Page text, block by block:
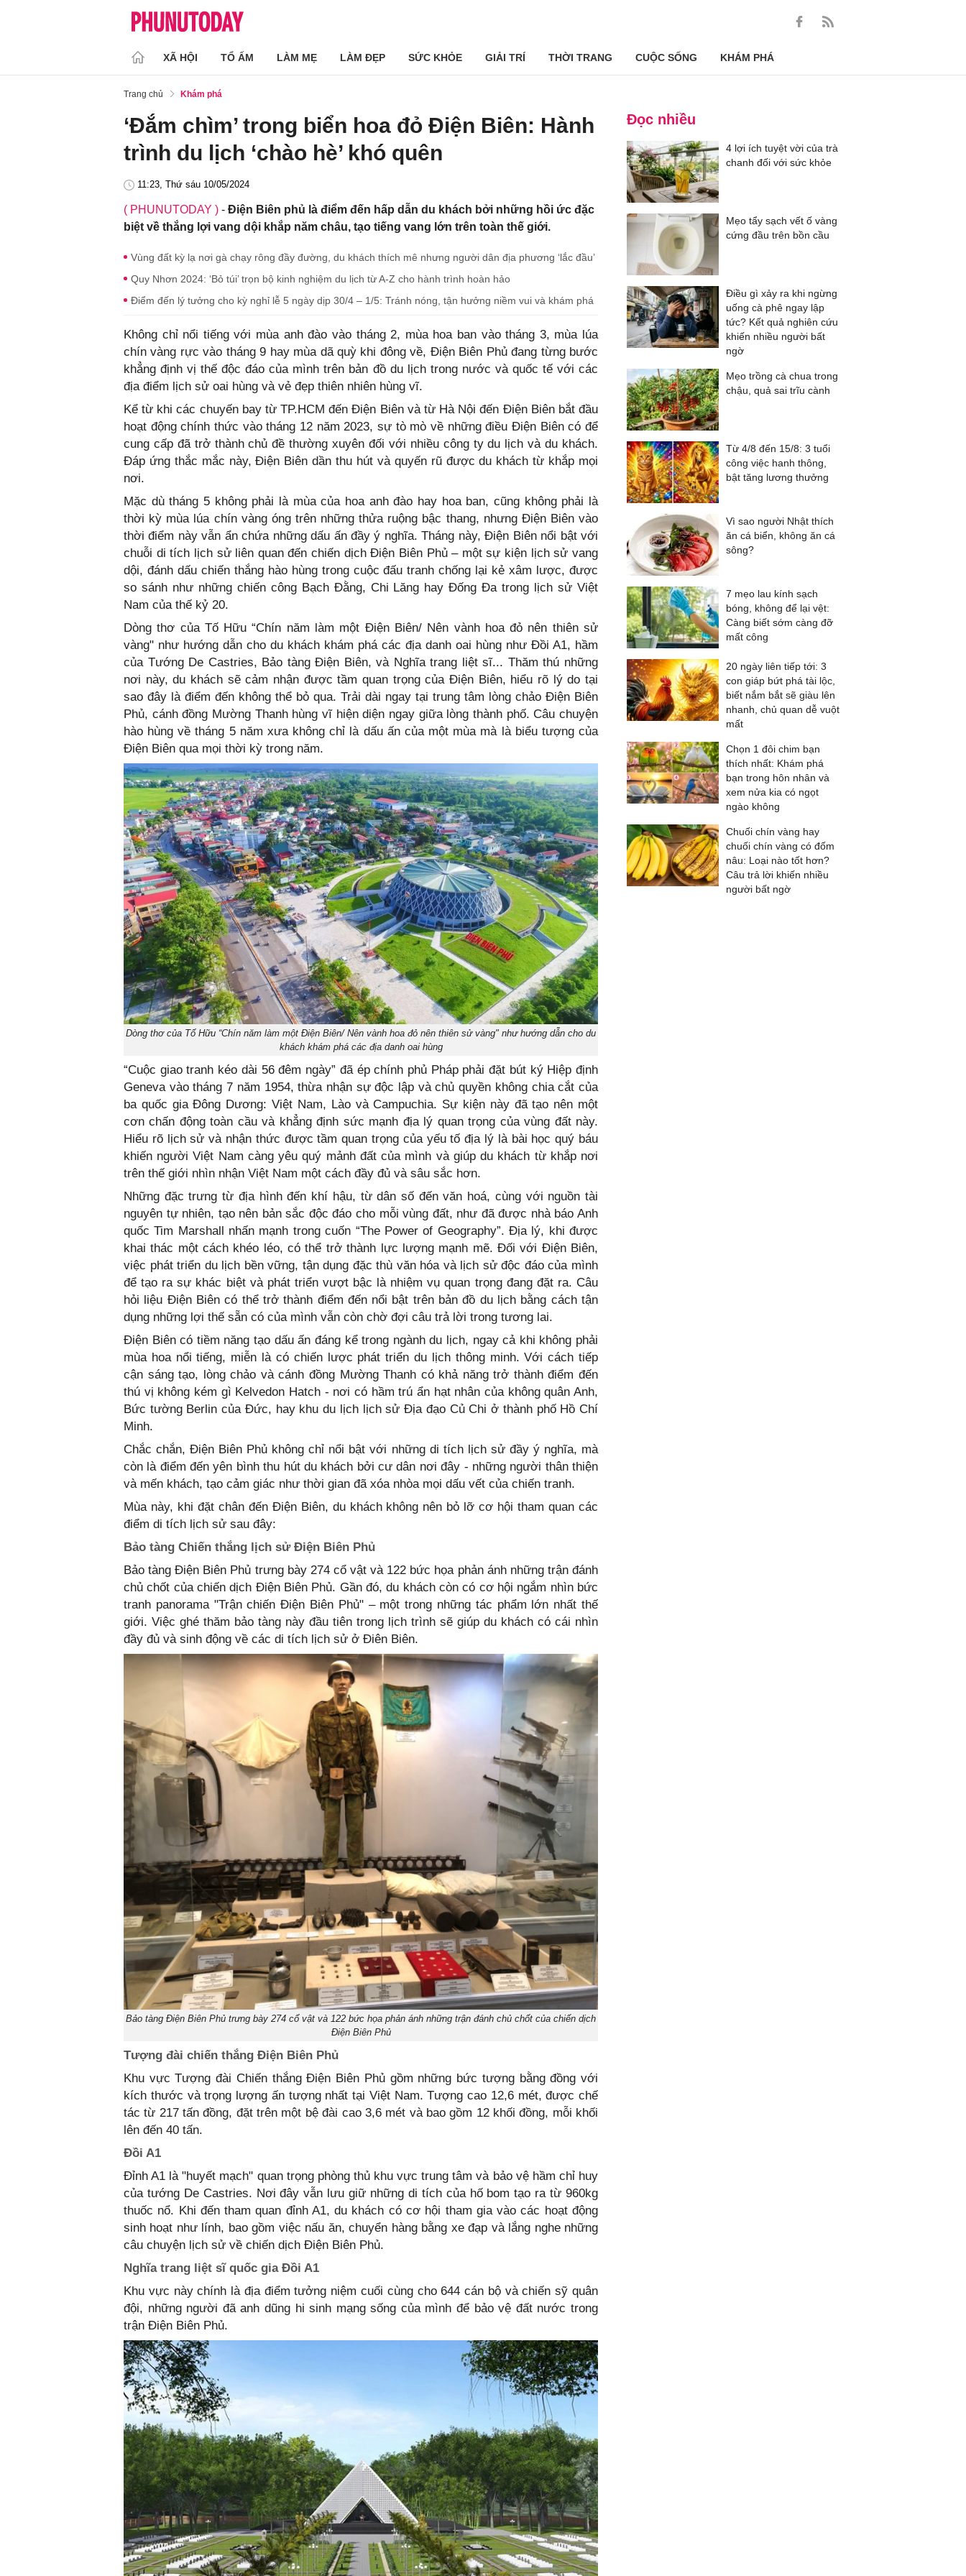
XÃ HỘI TỔ ẤM LÀM MẸ LÀM ĐẸP SỨC KHỎE GIẢI TRÍ THỜI TRANG CUỘC SỐNG KHÁM PHÁ
Trang chủ Khám phá
‘Đắm chìm’ trong biển hoa đỏ Điện Biên: Hành
trình du lịch ‘chào hè’ khó quên
11:23, Thứ sáu 10/05/2024
( PHUNUTODAY ) - Điện Biên phủ là điểm đến hấp dẫn du khách bởi những hồi ức đặc
biệt về thắng lợi vang dội khắp năm châu, tạo tiếng vang lớn trên toàn thế giới.
Vùng đất kỳ lạ nơi gà chạy rông đầy đường, du khách thích mê nhưng người dân địa phương ‘lắc đầu’
Quy Nhơn 2024: ‘Bỏ túi’ trọn bộ kinh nghiệm du lịch từ A-Z cho hành trình hoàn hảo
Điểm đến lý tưởng cho kỳ nghỉ lễ 5 ngày dịp 30/4 – 1/5: Tránh nóng, tận hưởng niềm vui và khám phá
Không chỉ nổi tiếng với mùa anh đào vào tháng 2, mùa hoa ban vào tháng 3, mùa lúa
chín vàng rực vào tháng 9 hay mùa dã quỳ khi đông về, Điện Biên Phủ đang từng bước
khẳng định vị thế độc đáo của mình trên bản đồ du lịch trong nước và quốc tế với các
địa điểm lịch sử oai hùng và vẻ đẹp thiên nhiên hùng vĩ.
Kể từ khi các chuyến bay từ TP.HCM đến Điện Biên và từ Hà Nội đến Điện Biên bắt đầu
hoạt động chính thức vào tháng 12 năm 2023, sự tò mò về những điều Điện Biên có để
cung cấp đã trở thành chủ đề thường xuyên đối với nhiều công ty du lịch và du khách.
Đáp ứng thắc mắc này, Điện Biên dần thu hút và quyến rũ được du khách từ khắp mọi
nơi.
Mặc dù tháng 5 không phải là mùa của hoa anh đào hay hoa ban, cũng không phải là
thời kỳ mùa lúa chín vàng óng trên những thửa ruộng bậc thang, nhưng Điện Biên vào
thời điểm này vẫn ẩn chứa những dấu ấn đầy ý nghĩa. Tháng này, Điện Biên nổi bật với
chuỗi di tích lịch sử liên quan đến chiến dịch Điện Biên Phủ – một sự kiện lịch sử vang
dội, đánh dấu chiến thắng hào hùng trong cuộc đấu tranh chống lại kẻ xâm lược, được
so sánh như những chiến công Bạch Đằng, Chi Lăng hay Đống Đa trong lịch sử Việt
Nam của thế kỷ 20.
Dòng thơ của Tố Hữu “Chín năm làm một Điện Biên/ Nên vành hoa đỏ nên thiên sử
vàng" như hướng dẫn cho du khách khám phá các địa danh oai hùng như Đồi A1, hầm
của Tướng De Castries, Bảo tàng Điện Biên, và Nghĩa trang liệt sĩ... Thăm thú những
nơi này, du khách sẽ cảm nhận được tầm quan trọng của Điện Biên, hiểu rõ lý do tại
sao đây là điểm đến không thể bỏ qua. Trải dài ngay tại trung tâm lòng chảo Điện Biên
Phủ, cánh đồng Mường Thanh hùng vĩ hiện diện ngay giữa lòng thành phố. Câu chuyện
hào hùng về tháng 5 năm xưa không chỉ là dấu ấn của một mùa mà là biểu tượng của
Điện Biên qua mọi thời kỳ trong năm.
Dòng thơ của Tố Hữu “Chín năm làm một Điện Biên/ Nên vành hoa đỏ nên thiên sử vàng" như hướng dẫn cho du
khách khám phá các địa danh oai hùng
“Cuộc giao tranh kéo dài 56 đêm ngày” đã ép chính phủ Pháp phải đặt bút ký Hiệp định
Geneva vào tháng 7 năm 1954, thừa nhận sự độc lập và chủ quyền không chia cắt của
ba quốc gia Đông Dương: Việt Nam, Lào và Campuchia. Sự kiện này đã tạo nên một
cơn chấn động toàn cầu và khẳng định sức mạnh địa lý quan trọng của vùng đất này.
Hiểu rõ lịch sử và nhận thức được tầm quan trọng của yếu tố địa lý là bài học quý báu
khiến người Việt Nam càng yêu quý mảnh đất của mình và giúp du khách từ khắp nơi
trên thế giới nhìn nhận Việt Nam một cách đầy đủ và sâu sắc hơn.
Những đặc trưng từ địa hình đến khí hậu, từ dân số đến văn hoá, cùng với nguồn tài
nguyên tự nhiên, tạo nên bản sắc độc đáo cho mỗi vùng đất, như đã được nhà báo Anh
quốc Tim Marshall nhấn mạnh trong cuốn “The Power of Geography”. Địa lý, khi được
khai thác một cách khéo léo, có thể trở thành lực lượng mạnh mẽ. Đối với Điện Biên,
việc phát triển du lịch bền vững, tận dụng đặc thù văn hóa và lịch sử độc đáo của mình
để tạo ra sự khác biệt và phát triển vượt bậc là nhiệm vụ quan trọng đang đặt ra. Câu
hỏi liệu Điện Biên có thể trở thành điểm đến nổi bật trên bản đồ du lịch bằng cách tận
dụng những lợi thế sẵn có của mình vẫn còn chờ đợi câu trả lời trong tương lai.
Điện Biên có tiềm năng tạo dấu ấn đáng kể trong ngành du lịch, ngay cả khi không phải
mùa hoa nổi tiếng, miễn là có chiến lược phát triển du lịch thông minh. Với cách tiếp
cận sáng tạo, lòng chảo và cánh đồng Mường Thanh có khả năng trở thành điểm đến
thú vị không kém gì Kelvedon Hatch - nơi có hầm trú ẩn hạt nhân của không quân Anh,
Bức tường Berlin của Đức, hay khu du lịch lịch sử Địa đạo Củ Chi ở thành phố Hồ Chí
Minh.
Chắc chắn, Điện Biên Phủ không chỉ nổi bật với những di tích lịch sử đầy ý nghĩa, mà
còn là điểm đến yên bình thu hút du khách bởi cư dân nơi đây - những người thân thiện
và mến khách, tạo cảm giác như thời gian đã xóa nhòa mọi dấu vết của chiến tranh.
Mùa này, khi đặt chân đến Điện Biên, du khách không nên bỏ lỡ cơ hội tham quan các
điểm di tích lịch sử sau đây:
Bảo tàng Chiến thắng lịch sử Điện Biên Phủ
Bảo tàng Điện Biên Phủ trưng bày 274 cổ vật và 122 bức họa phản ánh những trận đánh
chủ chốt của chiến dịch Điện Biên Phủ. Gần đó, du khách còn có cơ hội ngắm nhìn bức
tranh panorama "Trận chiến Điện Biên Phủ" – một trong những tác phẩm lớn nhất thế
giới. Việc ghé thăm bảo tàng này đầu tiên trong lịch trình sẽ giúp du khách có cái nhìn
đầy đủ và sinh động về các di tích lịch sử ở Điên Biên.
Bảo tàng Điện Biên Phủ trưng bày 274 cổ vật và 122 bức họa phản ánh những trận đánh chủ chốt của chiến dịch
Điện Biên Phủ
Tượng đài chiến thắng Điện Biên Phủ
Khu vực Tượng đài Chiến thắng Điện Biên Phủ gồm những bức tượng bằng đồng với
kích thước và trọng lượng ấn tượng nhất tại Việt Nam. Tượng cao 12,6 mét, được chế
tác từ 217 tấn đồng, đặt trên một bệ đài cao 3,6 mét và bao gồm 12 khối đồng, mỗi khối
lên đến 40 tấn.
Đồi A1
Đỉnh A1 là "huyết mạch" quan trọng phòng thủ khu vực trung tâm và bảo vệ hầm chỉ huy
của tướng De Castries. Nơi đây vẫn lưu giữ những di tích của hố bom tạo ra từ 960kg
thuốc nổ. Khi đến tham quan đỉnh A1, du khách có cơ hội tham gia vào các hoạt động
sinh hoạt như lính, bao gồm việc nấu ăn, chuyển hàng bằng xe đạp và lắng nghe những
câu chuyện lịch sử về chiến dịch Điện Biên Phủ.
Nghĩa trang liệt sĩ quốc gia Đồi A1
Khu vực này chính là địa điểm tưởng niệm cuối cùng cho 644 cán bộ và chiến sỹ quân
đội, những người đã anh dũng hi sinh mạng sống của mình để bảo vệ đất nước trong
trận Điện Biên Phủ.
Đọc nhiều
4 lợi ích tuyệt vời của trà
chanh đối với sức khỏe
Mẹo tẩy sạch vết ố vàng
cứng đầu trên bồn cầu
Điều gì xảy ra khi ngừng
uống cà phê ngay lập
tức? Kết quả nghiên cứu
khiến nhiều người bất
ngờ
Mẹo trồng cà chua trong
chậu, quả sai trĩu cành
Từ 4/8 đến 15/8: 3 tuổi
công việc hanh thông,
bật tăng lương thưởng
Vì sao người Nhật thích
ăn cá biển, không ăn cá
sông?
7 mẹo lau kính sạch
bóng, không để lại vệt:
Càng biết sớm càng đỡ
mất công
20 ngày liên tiếp tới: 3
con giáp bứt phá tài lộc,
biết nắm bắt sẽ giàu lên
nhanh, chủ quan dễ vuột
mất
Chọn 1 đôi chim bạn
thích nhất: Khám phá
bạn trong hôn nhân và
xem nửa kia có ngọt
ngào không
Chuối chín vàng hay
chuối chín vàng có đốm
nâu: Loại nào tốt hơn?
Câu trả lời khiến nhiều
người bất ngờ